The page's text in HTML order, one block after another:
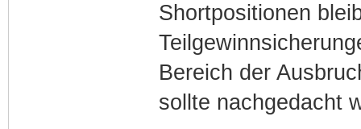
Shortpositionen
Bereich der
sollte nachgedacht